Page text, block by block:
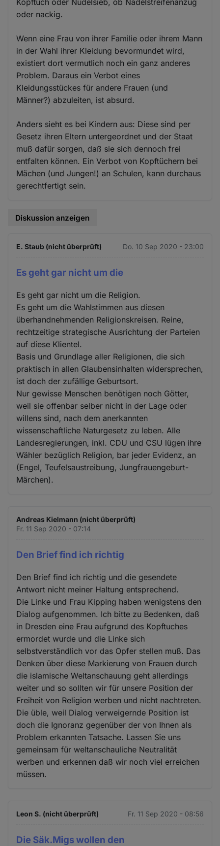
oder nackig.
Wenn eine Frau von ihrer Familie oder ihrem Mann
in der Wahl ihrer Kleidung bevormundet wird,
existiert dort vermutlich noch ein ganz anderes
Problem. Daraus ein Verbot eines
Kleidungsstückes für andere Frauen (und
Männer?) abzuleiten, ist absurd.
Anders sieht es bei Kindern aus: Diese sind per
Gesetz ihren Eltern untergeordnet und der Staat
muß dafür sorgen, daß sie sich dennoch frei
entfalten können. Ein Verbot von Kopftüchern bei
Mächen (und Jungen!) an Schulen, kann durchaus
gerechtfertigt sein.
Diskussion anzeigen
E. Staub (nicht überprüft) Do. 10 Sep 2020 - 23:00
Es geht gar nicht um die
Es geht gar nicht um die Religion.
Es geht um die Wahlstimmen aus diesen
überhandnehmenden Religionskreisen. Reine,
rechtzeitige strategische Ausrichtung der Parteien
auf diese Klientel.
Basis und Grundlage aller Religionen, die sich
praktisch in allen Glaubensinhalten widersprechen,
ist doch der zufällige Geburtsort.
Nur gewisse Menschen benötigen noch Götter,
weil sie offenbar selber nicht in der Lage oder
willens sind, nach dem anerkannten
wissenschaftliche Naturgesetz zu leben. Alle
Landesregierungen, inkl. CDU und CSU lügen ihre
Wähler bezüglich Religion, bar jeder Evidenz, an
(Engel, Teufelsaustreibung, Jungfrauengeburt-
Märchen).
Andreas Kielmann (nicht überprüft)
Fr. 11 Sep 2020 - 07:14
Den Brief find ich richtig
Den Brief find ich richtig und die gesendete
Antwort nicht meiner Haltung entsprechend.
Die Linke und Frau Kipping haben wenigstens den
Dialog aufgenommen. Ich bitte zu Bedenken, daß
in Dresden eine Frau aufgrund des Kopftuches
ermordet wurde und die Linke sich
selbstverständlich vor das Opfer stellen muß. Das
Denken über diese Markierung von Frauen durch
die islamische Weltanschauung geht allerdings
weiter und so sollten wir für unsere Position der
Freiheit von Religion werben und nicht nachtreten.
Die üble, weil Dialog verweigernde Position ist
doch die Ignoranz gegenüber der von Ihnen als
Problem erkannten Tatsache. Lassen Sie uns
gemeinsam für weltanschauliche Neutralität
werben und erkennen daß wir noch viel erreichen
müssen.
Leon S. (nicht überprüft) Fr. 11 Sep 2020 - 08:56
Die Säk.Migs wollen den